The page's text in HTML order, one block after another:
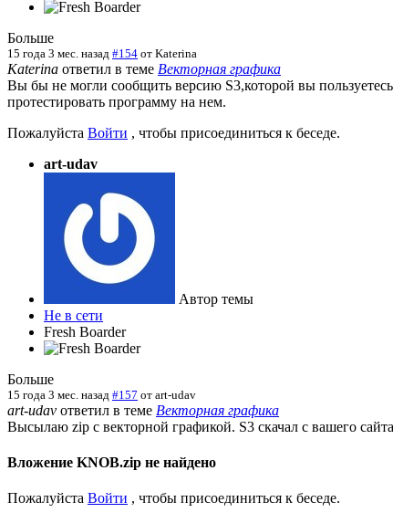
Больше
15 года 3 мес. назад #154 от Katerina
Katerina ответил в теме Векторная графика
Вы бы не могли сообщить версию S3,которой вы
протестировать программу на нем.
Пожалуйста Войти , чтобы присоединиться к беседе.
art-udav
Автор темы
Не в сети
Fresh Boarder
Больше
15 года 3 мес. назад #157 от art-udav
art-udav ответил в теме Векторная графика
Высылаю zip с векторной графикой. S3 скачал с вашего
Вложение KNOB.zip не найдено
Пожалуйста Войти , чтобы присоединиться к беседе.